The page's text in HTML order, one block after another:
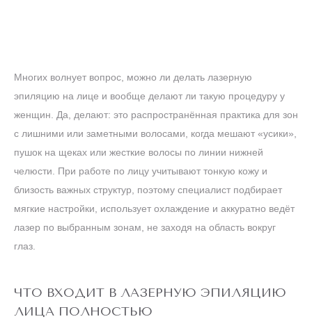
АКЦИЯ! ЛАЗЕРНАЯ
ЭПИЛЯЦИЯ "ВСЕ
Многих волнует вопрос, можно ли делать лазерную
эпиляцию на лице и вообще делают ли такую процедуру у
женщин. Да, делают: это распространённая практика для зон
с лишними или заметными волосами, когда мешают «усики»,
пушок на щеках или жесткие волосы по линии нижней
челюсти. При работе по лицу учитывают тонкую кожу и
близость важных структур, поэтому специалист подбирает
мягкие настройки, использует охлаждение и аккуратно ведёт
лазер по выбранным зонам, не заходя на область вокруг
глаз.
ЧТО ВХОДИТ В ЛАЗЕРНУЮ ЭПИЛЯЦИЮ
ЛИЦА ПОЛНОСТЬЮ